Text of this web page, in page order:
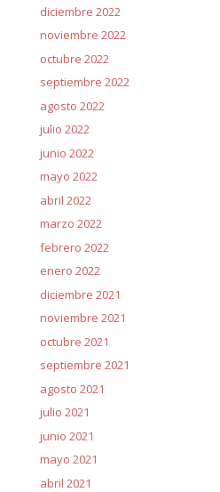
diciembre 2022
noviembre 2022
octubre 2022
septiembre 2022
agosto 2022
julio 2022
junio 2022
mayo 2022
abril 2022
marzo 2022
febrero 2022
enero 2022
diciembre 2021
noviembre 2021
octubre 2021
septiembre 2021
agosto 2021
julio 2021
junio 2021
mayo 2021
abril 2021